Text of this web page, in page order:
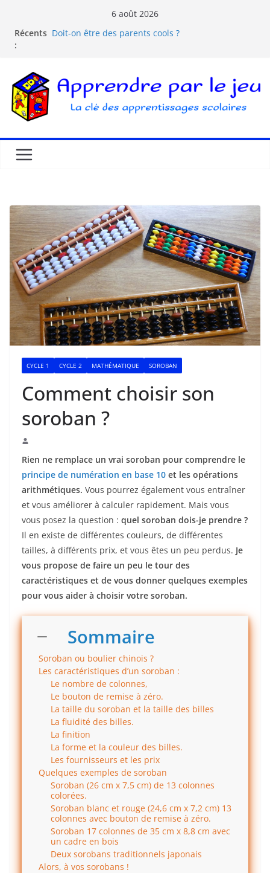
6 août 2026
Récents
:
Doit-on être des parents cools ?
La pédagogie Montessori est-elle ludique ?
CYCLE 1 CYCLE 2 MATHÉMATIQUE SOROBAN
Comment choisir son
soroban ?
Rien ne remplace un vrai soroban pour comprendre le
principe de numération en base 10 et les opérations
arithmétiques. Vous pourrez également vous entraîner
et vous améliorer à calculer rapidement. Mais vous
vous posez la question : quel soroban dois-je prendre ?
Il en existe de différentes couleurs, de différentes
tailles, à différents prix, et vous êtes un peu perdus. Je
vous propose de faire un peu le tour des
caractéristiques et de vous donner quelques exemples
pour vous aider à choisir votre soroban.
Sommaire
Soroban ou boulier chinois ?
Les caractéristiques d’un soroban :
Le nombre de colonnes,
Le bouton de remise à zéro.
La taille du soroban et la taille des billes
La fluidité des billes.
La finition
La forme et la couleur des billes.
Les fournisseurs et les prix
Quelques exemples de soroban
Soroban (26 cm x 7,5 cm) de 13 colonnes
colorées.
Soroban blanc et rouge (24,6 cm x 7,2 cm) 13
colonnes avec bouton de remise à zéro.
Soroban 17 colonnes de 35 cm x 8,8 cm avec
un cadre en bois
Deux sorobans traditionnels japonais
Alors, à vos sorobans !